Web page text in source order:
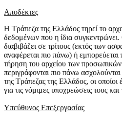
Αποδέκτες
Η Τράπεζα της Ελλάδος τηρεί το
δεδομένων που η ίδια συγκεντρώνει.
διαβιβάζει σε τρίτους (εκτός των
αναφέρεται πιο πάνω) ή
τήρηση του αρχείου των
περιγράφονται πιο πάνω
της Τράπεζας της Ελλάδος, οι
για τις νόμιμες υποχρεώσεις τους
Υπεύθυνος Επεξεργασίας